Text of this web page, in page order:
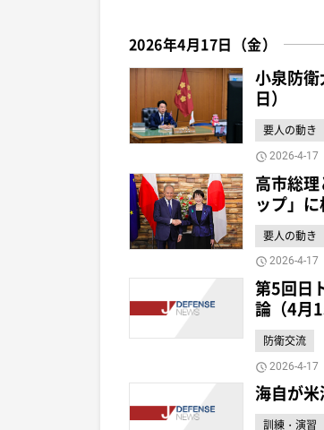
2026年4月17日（金）
小泉防
日）
要人の動き
2026-4-17
高市総
ップ」
要人の動き
2026-4-17
第5回日
論（4月
防衛交流
2026-4-17
海自が
訓練・演習